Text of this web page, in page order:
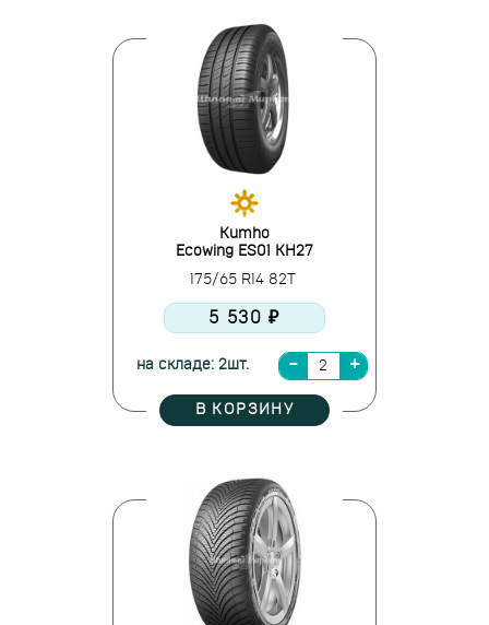
Kumho
Ecowing ES01 KH27
175/65 R14 82T
5 530 ₽
на складе: 2шт.
В КОРЗИНУ